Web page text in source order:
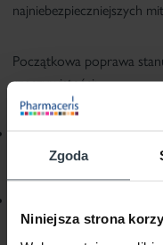
Zgoda
Niniejsza strona
najniebezpieczniejszych
Początkowa poprawa
rzeczywistości:
myśli, iż doszło do
zmiany stają sięmniej
kondycji skóry–